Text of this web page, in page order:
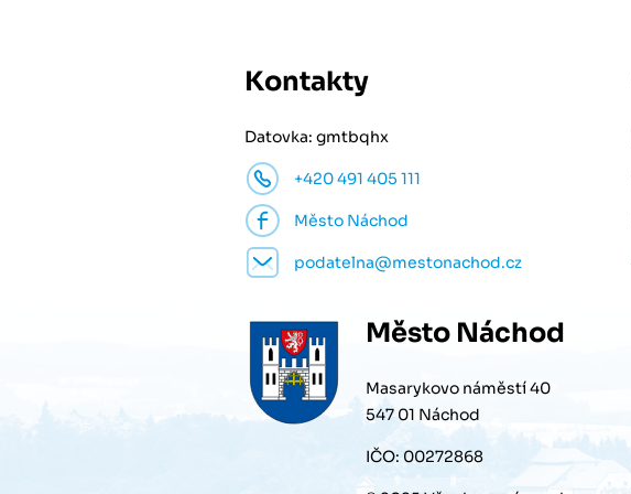
Kontakty
Datovka: gmtbqhx
+420 491 405 111
Město Náchod
podatelna@mestonachod.cz
Město Náchod
Masarykovo náměstí 40
547 01 Náchod
IČO: 00272868